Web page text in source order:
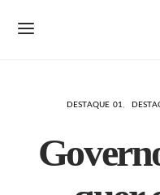
DESTAQUE 01